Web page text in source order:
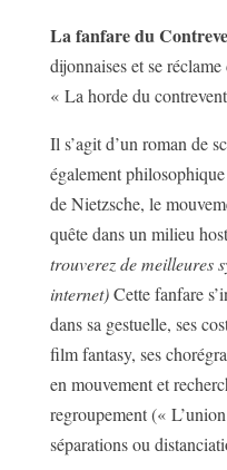
La fanfare du
dijonnaises et se
« La horde du
Il s’agit d’un roman de
également
de Nietzsche, le
quête dans un milieu
trouverez de meilleures
internet)Cette fanfare
dans sa gestuelle, ses
film fantasy, ses
en mouvement et
regroupement («
séparations ou